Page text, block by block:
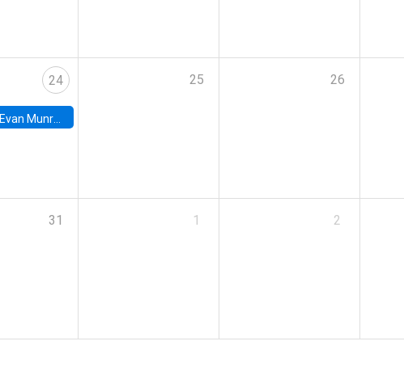
24
Evan Munro, Neyman Visiting Assistant Professor in the Department of Statistics at UC Berkeley
25 26
31 1 2